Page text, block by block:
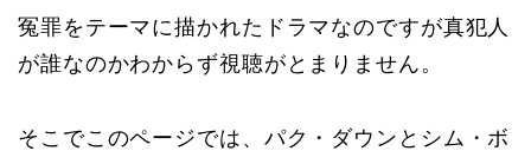
冤罪をテーマに描かれたドラマなのですが真犯人
が誰なのかわからず視聴がとまりません。
そこでこのページでは、パク・ダウンとシム・ボ